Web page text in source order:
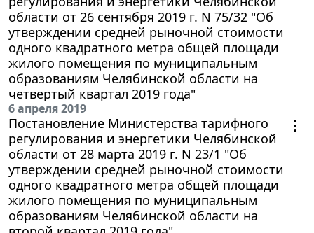
области от 26 сентября 2019 г. N 75/32 "Об
утверждении средней рыночной стоимости
одного квадратного метра общей площади
жилого помещения по муниципальным
образованиям Челябинской области на
четвертый квартал 2019 года"
6 апреля 2019
Постановление Министерства тарифного
регулирования и энергетики Челябинской
области от 28 марта 2019 г. N 23/1 "Об
утверждении средней рыночной стоимости
одного квадратного метра общей площади
жилого помещения по муниципальным
образованиям Челябинской области на